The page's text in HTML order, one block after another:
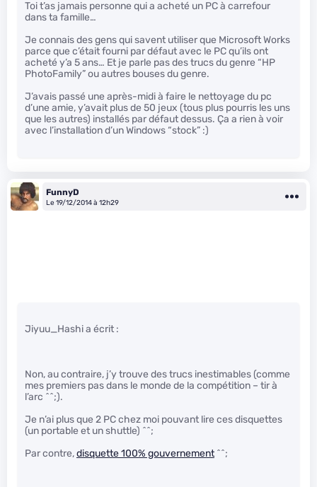
Toi t’as jamais personne qui a acheté un PC à carrefour
dans ta famille…
Je connais des gens qui savent utiliser que Microsoft Works
parce que c’était fourni par défaut avec le PC qu’ils ont
acheté y’a 5 ans… Et je parle pas des trucs du genre “HP
PhotoFamily” ou autres bouses du genre.
J’avais passé une après-midi à faire le nettoyage du pc
d’une amie, y’avait plus de 50 jeux (tous plus pourris les uns
que les autres) installés par défaut dessus. Ça a rien à voir
avec l’installation d’un Windows “stock” :)
FunnyD
Le 19/12/2014 à 12h29
Jiyuu_Hashi a écrit :
Non, au contraire, j’y trouve des trucs inestimables (comme
mes premiers pas dans le monde de la compétition – tir à
l’arc ^^;).
Je n’ai plus que 2 PC chez moi pouvant lire ces disquettes
(un portable et un shuttle) ^^;
Par contre,disquette 100% gouvernement^^;